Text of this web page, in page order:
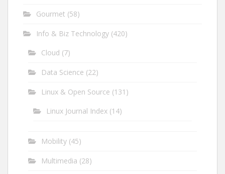
Gourmet (58)
Info & Biz Technology (420)
Cloud (7)
Data Science (22)
Linux & Open Source (131)
Linux Journal Index (14)
Mobility (45)
Multimedia (28)